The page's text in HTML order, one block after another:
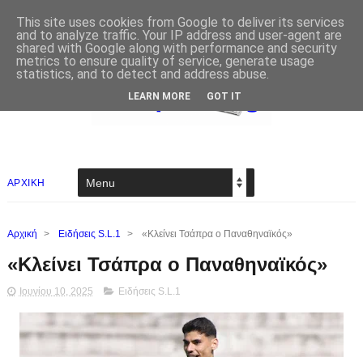
ΑΡΧΙΚΗ
Αρχική > Ειδήσεις S.L.1 > «Κλείνει Τσάπρα ο Παναθηναϊκός»
«Κλείνει Τσάπρα ο Παναθηναϊκός»
Ιουνίου 10, 2025 Ειδήσεις S.L.1
This site uses cookies from Google to deliver its services
and to analyze traffic. Your IP address and user-agent are
shared with Google along with performance and security
metrics to ensure quality of service, generate usage
statistics, and to detect and address abuse.
LEARN MORE GOT IT